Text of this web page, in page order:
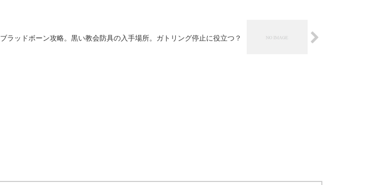
ブラッドボーン攻略。黒い教会防具の入手場所。ガトリング停止に役立つ？